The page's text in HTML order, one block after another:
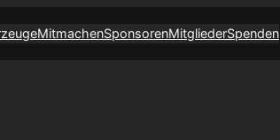
MitmachenSponsorenMitgliederSpenden